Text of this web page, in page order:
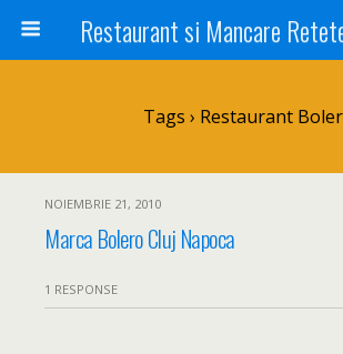
Tags › Restaurant
NOIEMBRIE 21, 2010
Marca Bolero Cluj Napoca
1 RESPONSE